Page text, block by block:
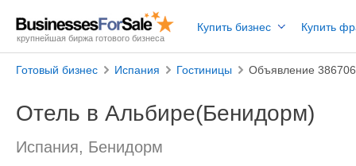
крупнейшая биржа готового бизнеса
Купить бизнес Купить
Готовый бизнес Испания Гостиницы Объявление
Отель в Альбире(Бенидорм)
Испания, Бенидорм